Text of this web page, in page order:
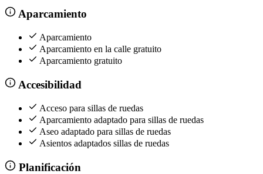
Aparcamiento
Aparcamiento
Aparcamiento en la calle gratuito
Aparcamiento gratuito
Accesibilidad
Acceso para sillas de ruedas
Aparcamiento adaptado para sillas de ruedas
Aseo adaptado para sillas de ruedas
Asientos adaptados sillas de ruedas
Planificación